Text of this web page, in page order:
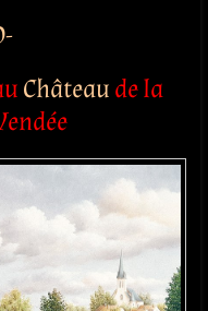
Châteaude la